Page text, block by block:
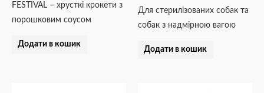
FESTIVAL – хрусткі крокети з
порошковим соусом
Додати в кошик
Для стерилізованих собак та
собак з надмірною вагою
Додати в кошик